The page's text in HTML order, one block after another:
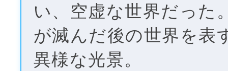
い、空虚な世界だった
が滅んだ後の世界を表
異様な光景。